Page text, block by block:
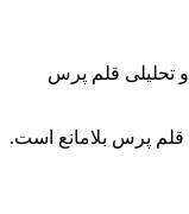
تحلیلی قلم پرس
قلم پرس بلامانع است.